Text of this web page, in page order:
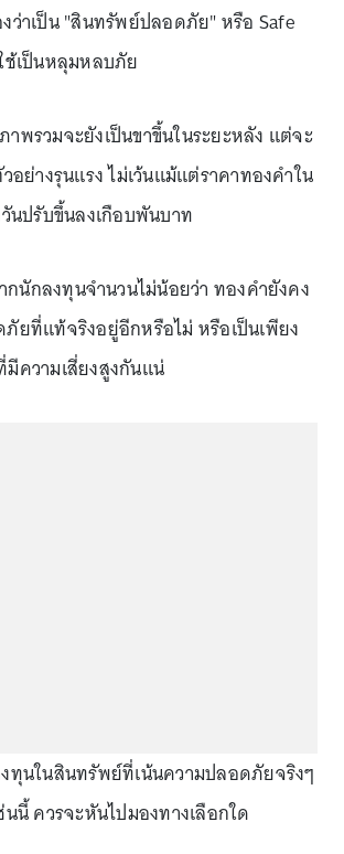
ว่าเป็น "สินทรัพย์ปลอดภัย" หรือ Safe
ช้เป็นหลุมหลบภัย
พรวมจะยังเป็นขาขึ้นในระยะหลัง แต่จะ
อย่างรุนแรง ไม่เว้นแม้แต่ราคาทองคำใน
นปรับขึ้นลงเกือบพันบาท
กนักลงทุนจำนวนไม่น้อยว่า ทองคำยังคง
ยที่แท้จริงอยู่อีกหรือไม่ หรือเป็นเพียง
ความเสี่ยงสูงกันแน่
ทุนในสินทรัพย์ที่เน้นความปลอดภัยจริงๆ
นี้ ควรจะหันไปมองทางเลือกใด